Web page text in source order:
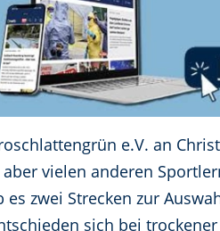
e.V. an
vielen anderen
zwei Strecken zur
sich bei